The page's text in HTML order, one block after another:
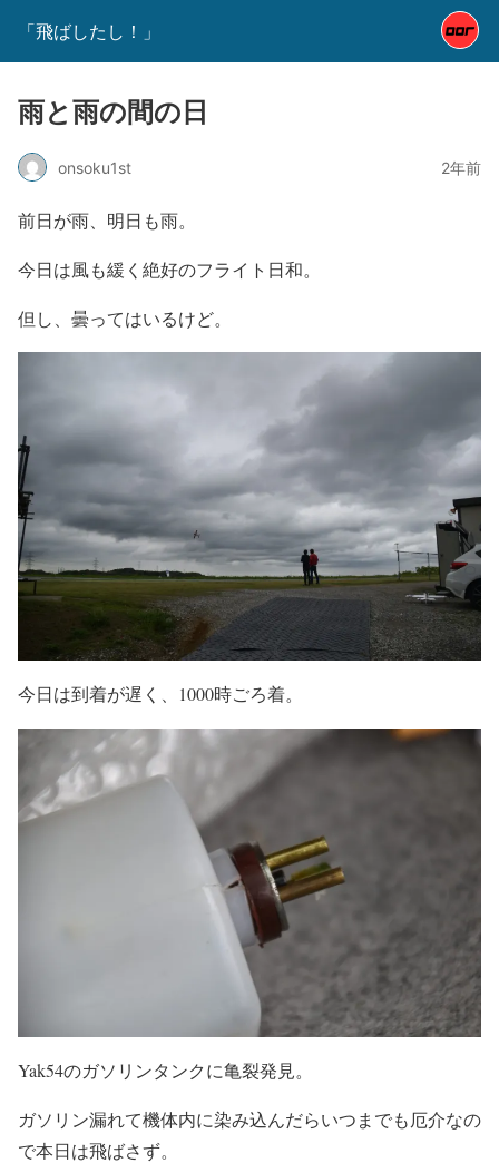
「飛ばしたし！」
雨と雨の間の日
onsoku1st 2年前
前日が雨、明日も雨。
今日は風も緩く絶好のフライト日和。
但し、曇ってはいるけど。
今日は到着が遅く、1000時ごろ着。
Yak54のガソリンタンクに亀裂発見。
ガソリン漏れて機体内に染み込んだらいつまでも厄介なの
で本日は飛ばさず。